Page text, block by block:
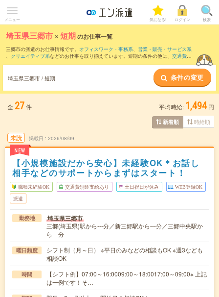
メニュー 気になる! ログイン 検索
埼玉県三郷市 ×短期のお仕事一覧
三郷市の派遣のお仕事情報です。 オフィスワーク・事務系、 営業・販売・サービス系
、 クリエイティブ系などのお仕事を取り揃えています。短期の条件の他に、 交通費別
埼玉県三郷市 / 短期 条件の変更
全 27件 平均時給: 1,494 円
新着順 時給順
未読
NEW
掲載日 2026/08/09
【小規模施設だから安心】未経験OK＊お話し
相手などのサポートからまずはスタート！
職種未経験OK 交通費別途支給あり 土日祝日が休み WEB登録OK
派遣
勤務地 埼玉県三郷市
三郷(埼玉県)駅から---分／新三郷駅から---分／三郷中央駅か
ら---分
曜日頻度
シフト制（月～日） ※平日のみなどの相談もOK ※週3なども
相談OK
時間
【シフト例】07:00～16:0009:00～18:0017:00～09:00※ 上記
は一例です！そ…